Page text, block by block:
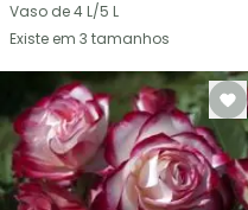
Vaso de 4 L/5 L
Existe em 3 tamanhos